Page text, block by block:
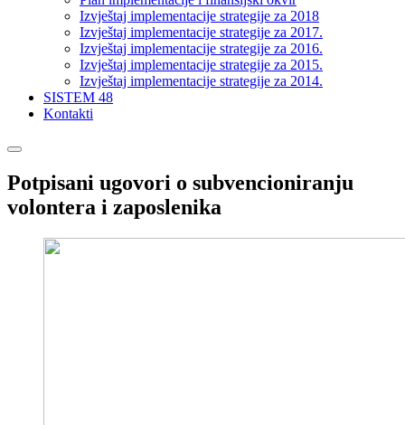
Izvještaj implementacije strategije za 2018
Izvještaj implementacije strategije za 2017.
Izvještaj implementacije strategije za 2016.
Izvještaj implementacije strategije za 2015.
Izvještaj implementacije strategije za 2014.
SISTEM 48
Kontakti
Potpisani ugovori o subvencioniranju
volontera i zaposlenika